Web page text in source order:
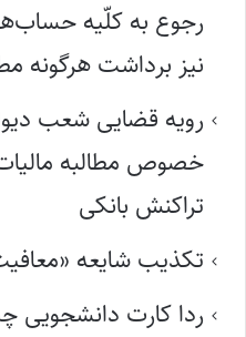
رجوع به کلّیه
نیز برداشت هرگونه
رویه قضایی شعب
خصوص مطالبه
تراکنش بانکی
تکذیب شایعه
ردا کارت